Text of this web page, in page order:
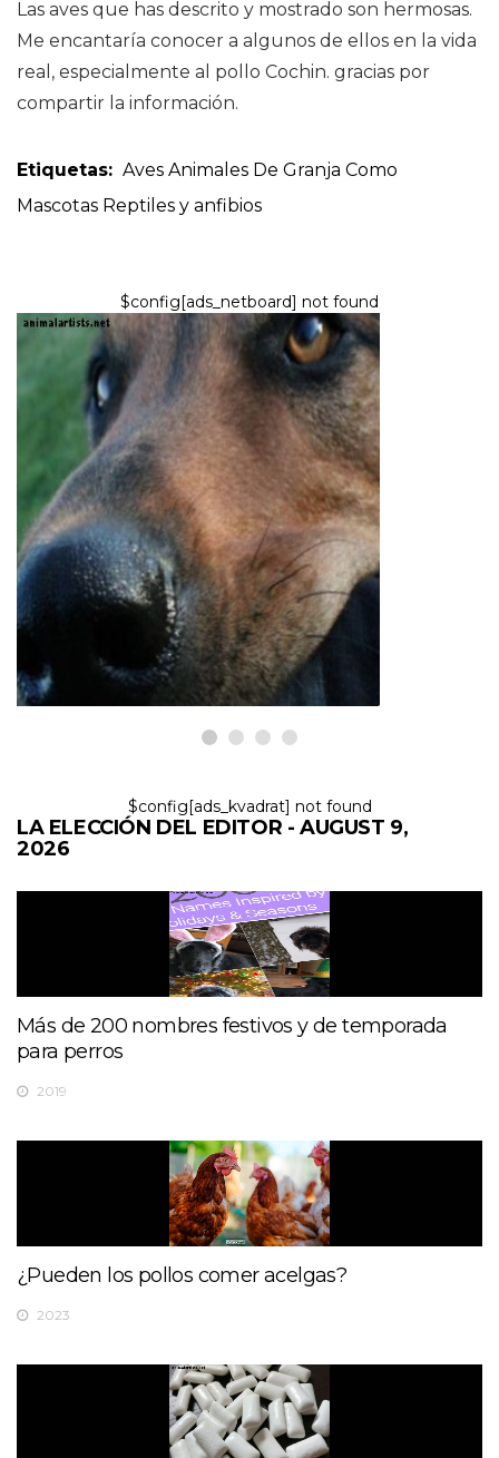
Las aves que has descrito y mostrado son hermosas.
Me encantaría conocer a algunos de ellos en la vida
real, especialmente al pollo Cochin. gracias por
compartir la información.
Etiquetas: Aves Animales De Granja Como
Mascotas Reptiles y anfibios
$config[ads_netboard] not found
PERROS
Uso del análisis funcional para
problemas de comportamiento
del perro
$config[ads_kvadrat] not found
LA ELECCIÓN DEL EDITOR - AUGUST 9,
2026
Más de 200 nombres festivos y de temporada
para perros
2019
¿Pueden los pollos comer acelgas?
2023